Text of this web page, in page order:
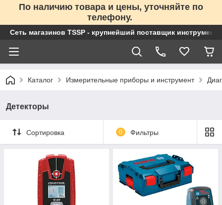
По наличию товара и цены, уточняйте по
телефону.
Сеть магазинов TSSP - крупнейший поставщик
Каталог Измерительные приборы и инструмент
Детекторы
Сортировка 0 Фильтры